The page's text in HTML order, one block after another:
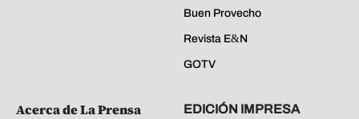
Buen Provecho
Revista E&N
GOTV
Acerca de La Prensa EDICIÓN IMPRESA